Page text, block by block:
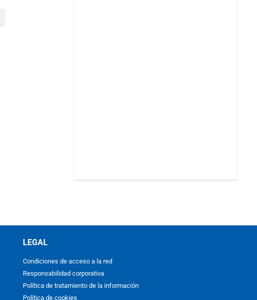
LEGAL
Condiciones de acceso a la red
Responsabilidad corporativa
Política de tratamiento de la información
Política de cookies